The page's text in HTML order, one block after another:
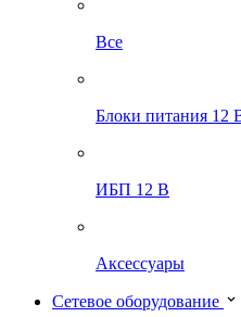
Все
Блоки питания 12
ИБП 12 В
Аксессуары
Сетевое оборудование